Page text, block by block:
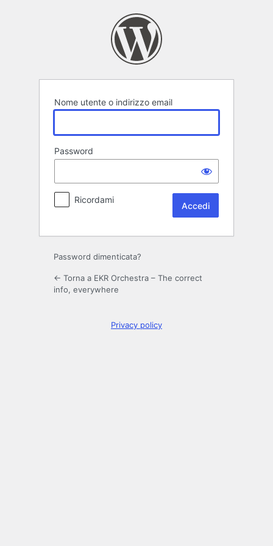
Nome utente o indirizzo email
Password
Ricordami
Password dimenticata?
← Torna a EKR Orchestra – The correct
info, everywhere
Privacy policy